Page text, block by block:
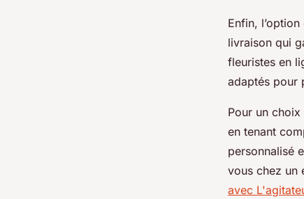
Enfin,
livraison qui
fleuristes en
adaptés pour
Pour un
en tenant
personnalisé
vous chez un
avec